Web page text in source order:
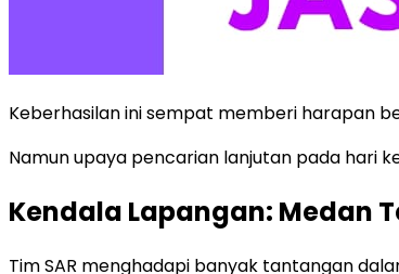
Keberhasilan ini sempat memberi harapan
Namun upaya pencarian lanjutan pada hari
Kendala Lapangan: Medan
Tim SAR menghadapi banyak tantangan